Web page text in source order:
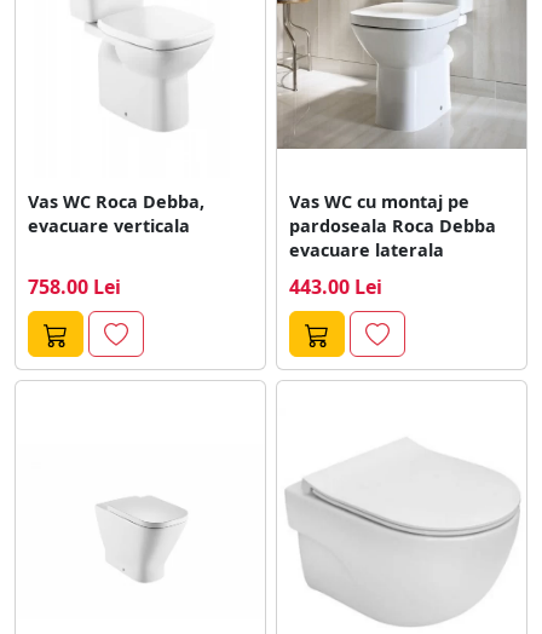
Vas WC Roca Debba,
evacuare verticala
758.00 Lei
Vas WC cu montaj pe
pardoseala Roca Debba
evacuare laterala
443.00 Lei